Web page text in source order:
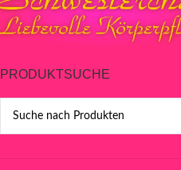
PRODUKTSUCHE